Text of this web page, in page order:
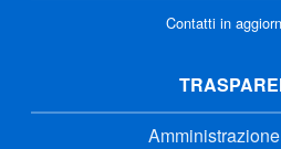
Contatti in